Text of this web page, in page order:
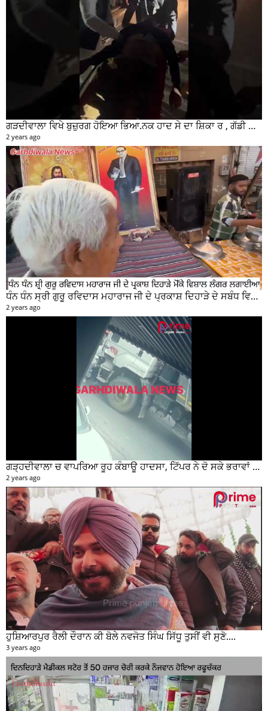
ਗੜਦੀਵਾਲਾ ਵਿਖੇ ਬੁਜ਼ੁਰਗ ਹੋਇਆ ਭਿਆ.ਨਕ ਹਾਦ ਸੇ ਦਾ ਸ਼ਿਕਾ ਰ , ਗੱਡੀ ਸਵਾਰ ਮੌਕੇ ਤੋ ਫਰਾਰ
2 years ago
ਧੰਨ ਧੰਨ ਸ੍ਰੀ ਗੁਰੂ ਰਵਿਦਾਸ ਮਹਾਰਾਜ ਜੀ ਦੇ ਪ੍ਰਕਾਸ਼ ਦਿਹਾੜੇ ਦੇ ਸਬੰਧ ਵਿਚ ਮੇਨ ਰੋੜ ਵਿਖੇ ਲਾਗਾਇਆ ਵਿਸ਼ਾਲ ਲੰਗਰ
2 years ago
ਗੜ੍ਹਦੀਵਾਲਾ ਚ ਵਾਪਰਿਆ ਰੂਹ ਕੰਬਾਊ ਹਾਦਸਾ, ਟਿੱਪਰ ਨੇ ਦੋ ਸਕੇ ਭਰਾਵਾਂ ਨੂੰ ਕੁਚਲਿਆ, ਸੀਸੀਟੀਵੀ ਫੁਟੇਜ ਵੀ ਆਈ ਸਾਹਮਣੇ
2 years ago
ਹੁਸ਼ਿਆਰਪੁਰ ਰੈਲੀ ਦੌਰਾਨ ਕੀ ਬੋਲੇ ਨਵਜੋਤ ਸਿੰਘ ਸਿੱਧੂ ਤੁਸੀਂ ਵੀ ਸੁਣੋ....
3 years ago